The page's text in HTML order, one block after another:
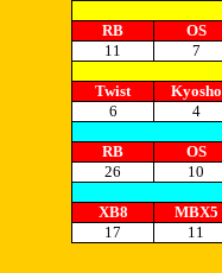
RB
OS
11
7
Twist
Kyosho
6
4
RB
OS
26
10
XB8
MBX5
17
11